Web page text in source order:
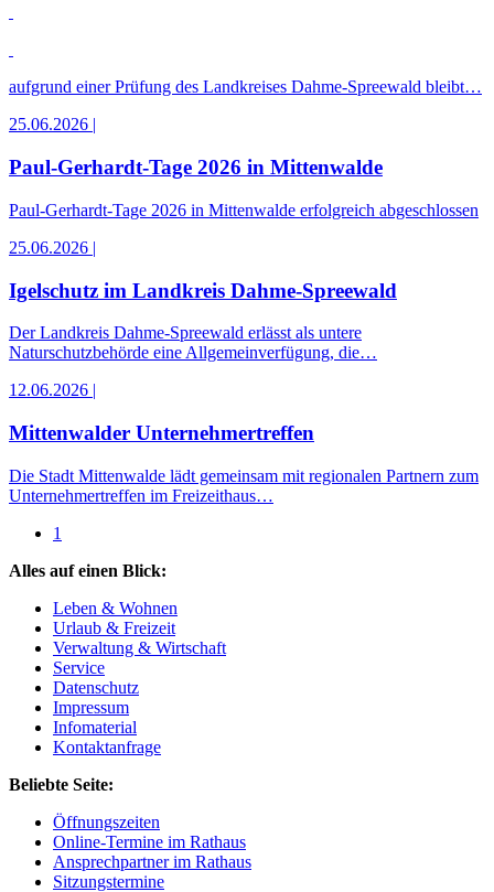
aufgrund einer Prüfung des Landkreises Dahme-Spreewald bleibt…
25.06.2026
Paul-Gerhardt-Tage 2026 in Mittenwalde
Paul-Gerhardt-Tage 2026 in Mittenwalde erfolgreich abgeschlossen
25.06.2026 |
Igelschutz im Landkreis Dahme-Spreewald
Der Landkreis Dahme-Spreewald erlässt als untere
Naturschutzbehörde eine Allge­mein­ver­fü­gung, die…
12.06.2026 |
Mittenwalder Unternehmertreffen
Die Stadt Mittenwalde lädt gemeinsam mit regionalen Partnern zum
Unternehmertreffen im Freizeithaus…
1
Alles auf einen Blick:
Leben & Wohnen
Urlaub & Freizeit
Verwaltung & Wirtschaft
Service
Datenschutz
Impressum
Infomaterial
Kontaktanfrage
Beliebte Seite:
Öffnungszeiten
Online-Termine im Rathaus
Ansprechpartner im Rathaus
Sitzungstermine